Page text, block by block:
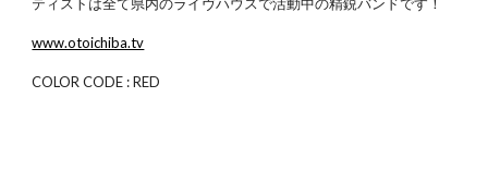
www.otoichiba.tv
COLOR CODE : RED